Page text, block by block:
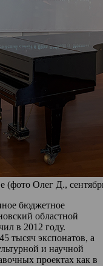
(фото Олег Д.,
бюджетное
областной
в 2012 году.
тысяч экспонатов, а
и научной
проектах как в